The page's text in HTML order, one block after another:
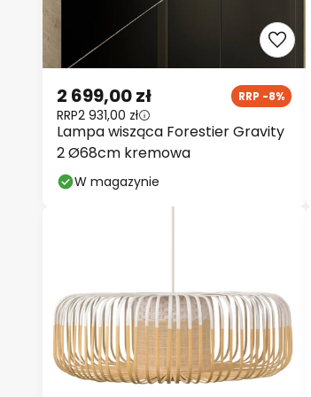
Lampa wisząca Forestier Gravity
2 Ø68cm kremowa
2 699,00 zł RRP -8%
RRP2 931,00 zł
W magazynie